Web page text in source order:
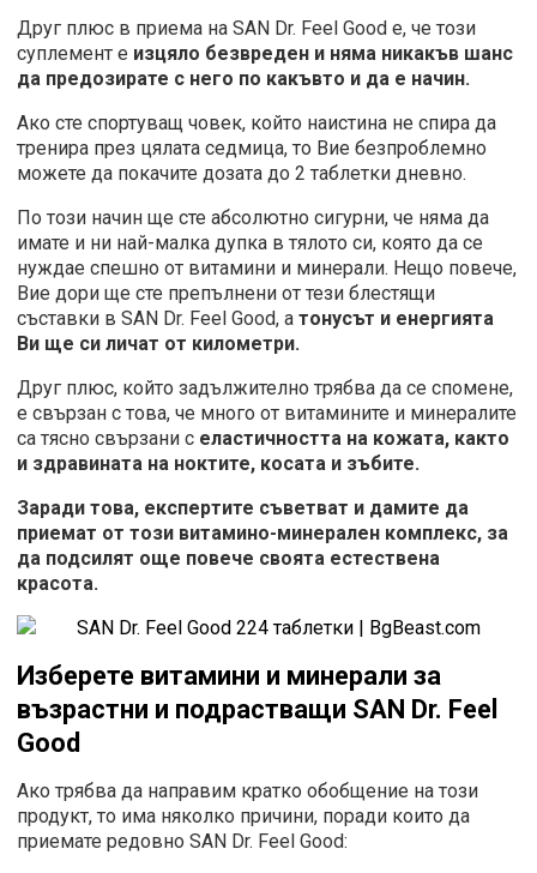
Друг плюс в приема на SAN Dr. Feel Good е, че този
суплемент е изцяло безвреден и няма никакъв шанс
да предозирате с него по какъвто и да е начин.
Ако сте спортуващ човек, който наистина не спира да
тренира през цялата седмица, то Вие безпроблемно
можете да покачите дозата до 2 таблетки дневно.
По този начин ще сте абсолютно сигурни, че няма да
имате и ни най-малка дупка в тялото си, която да се
нуждае спешно от витамини и минерали. Нещо повече,
Вие дори ще сте препълнени от тези блестящи
съставки в SAN Dr. Feel Good, атонусът и енергията
Ви ще си личат от километри.
Друг плюс, който задължително трябва да се спомене,
е свързан с това, че много от витамините и минералите
са тясно свързани с еластичността на кожата, както
и здравината на ноктите, косата и зъбите.
Заради това, експертите съветват и дамите да
приемат от този витамино-минерален комплекс, за
да подсилят още повече своята естествена
красота.
Изберете витамини и минерали за
възрастни и подрастващи SAN Dr. Feel
Good
Ако трябва да направим кратко обобщение на този
продукт, то има няколко причини, поради които да
приемате редовно SAN Dr. Feel Good: